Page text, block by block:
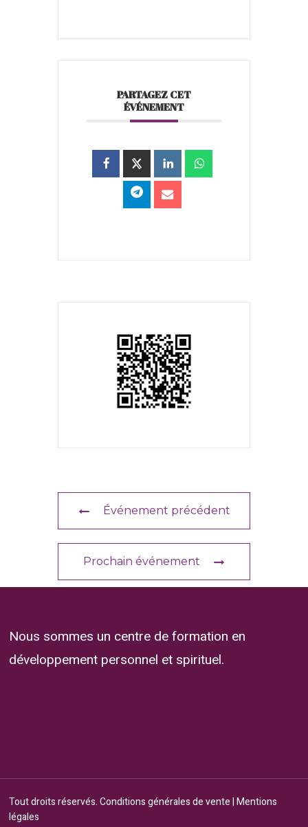
PARTAGEZ CET
ÉVÉNEMENT
Événement précédent
Prochain événement
Nous sommes un centre de formation en
développement personnel et spirituel.
Tout droits réservés.Conditions générales de vente|Mentions
légales